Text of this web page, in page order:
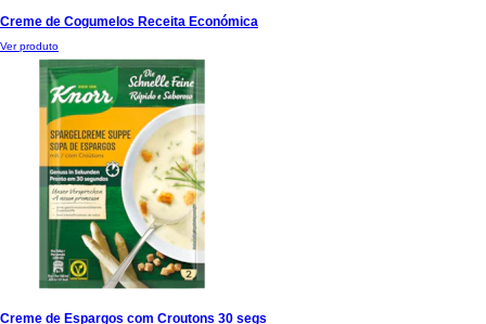
Creme de Cogumelos Receita Económica
Ver produto
Creme de Espargos com Croutons 30 segs